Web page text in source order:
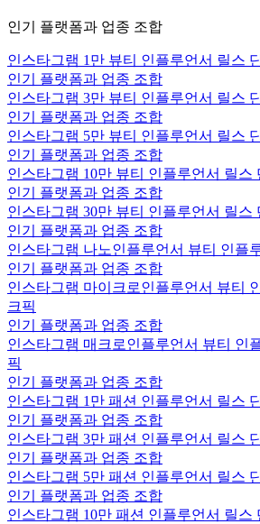
인기 플랫폼과 업종 조합
인스타그램 1만 뷰티 인플루언서 릴스
인기 플랫폼과 업종 조합
인스타그램 3만 뷰티 인플루언서 릴스
인기 플랫폼과 업종 조합
인스타그램 5만 뷰티 인플루언서 릴스
인기 플랫폼과 업종 조합
인스타그램 10만 뷰티 인플루언서 릴스
인기 플랫폼과 업종 조합
인스타그램 30만 뷰티 인플루언서 릴스
인기 플랫폼과 업종 조합
인스타그램 나노인플루언서 뷰티 인플
인기 플랫폼과 업종 조합
인스타그램 마이크로인플루언서 뷰티
크픽
인기 플랫폼과 업종 조합
인스타그램 매크로인플루언서 뷰티 인
픽
인기 플랫폼과 업종 조합
인스타그램 1만 패션 인플루언서 릴스
인기 플랫폼과 업종 조합
인스타그램 3만 패션 인플루언서 릴스
인기 플랫폼과 업종 조합
인스타그램 5만 패션 인플루언서 릴스
인기 플랫폼과 업종 조합
인스타그램 10만 패션 인플루언서 릴스